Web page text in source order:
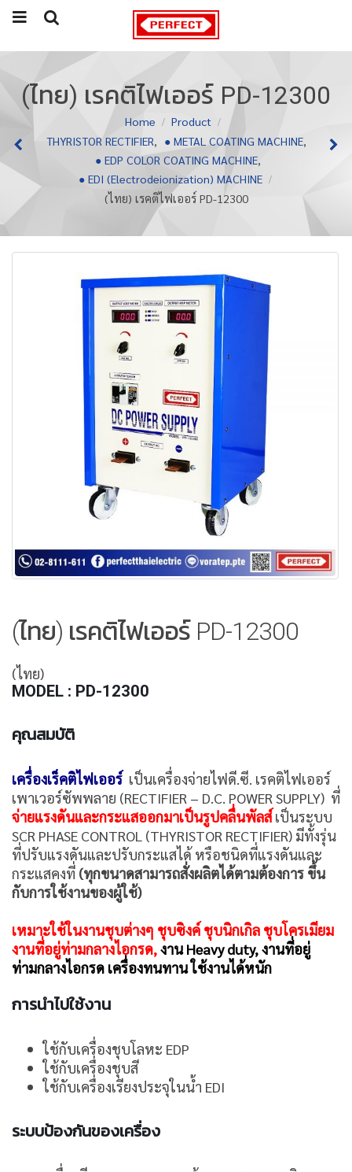
(ไทย) เรคติไฟเออร์ PD-12300
Home
Product
THYRISTOR RECTIFIER, ● METAL COATING MACHINE,
● EDP COLOR COATING MACHINE,
● EDI (Electrodeionization) MACHINE
(ไทย) เรคติไฟเออร์ PD-12300
(ไทย) เรคติไฟเออร์ PD-12300
(ไทย)
MODEL : PD-12300
คุณสมบัติ
เครื่องเร็คติไฟเออร์ เป็นเครื่องจ่ายไฟดี.ซี. เรคติไฟเออร์
เพาเวอร์ซัพพลาย (RECTIFIER – D.C. POWER SUPPLY) ที่
จ่ายแรงดันและกระแสออกมาเป็นรูปคลื่นพัลส์เป็นระบบ
SCR PHASE CONTROL (THYRISTOR RECTIFIER) มีทั้งรุ่น
ที่ปรับแรงดันและปรับกระแสได้ หรือชนิดที่แรงดันและ
กระแสคงที่ (ทุกขนาดสามารถสั่งผลิตได้ตามต้องการ ขึ้น
กับการใช้งานของผู้ใช้)
เหมาะใช้ในงานชุบต่างๆ ชุบซิงค์ ชุบนิกเกิล ชุบโครเมียม
งานที่อยู่ท่ามกลางไอกรด,งาน Heavy duty, งานที่อยู่
ท่ามกลางไอกรด เครื่องทนทาน ใช้งานได้หนัก
การนำไปใช้งาน
ใช้กับเครื่องชุบโลหะ EDP
ใช้กับเครื่องชุบสี
ใช้กับเครื่องเรียงประจุในน้ำ EDI
ระบบป้องกันของเครื่อง